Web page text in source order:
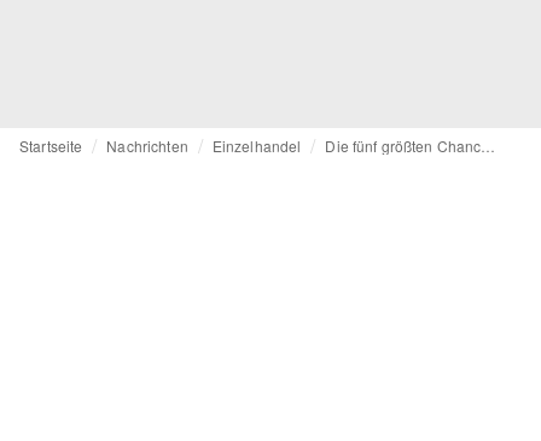
Startseite Nachrichten Einzelhandel